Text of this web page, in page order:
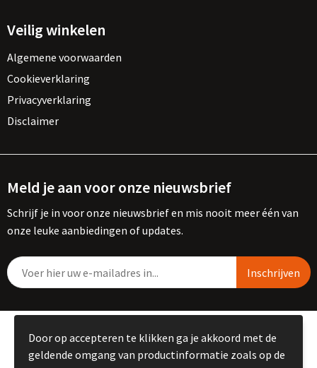
Veilig winkelen
Algemene voorwaarden
Cookieverklaring
Privacyverklaring
Disclaimer
Meld je aan voor onze nieuwsbrief
Schrijf je in voor onze nieuwsbrief en mis nooit meer één van
onze leuke aanbiedingen of updates.
© Copyright Kemme B.V. 2023
Door op accepteren te klikken ga je akkoord met de
geldende omgang van productinformatie zoals op de